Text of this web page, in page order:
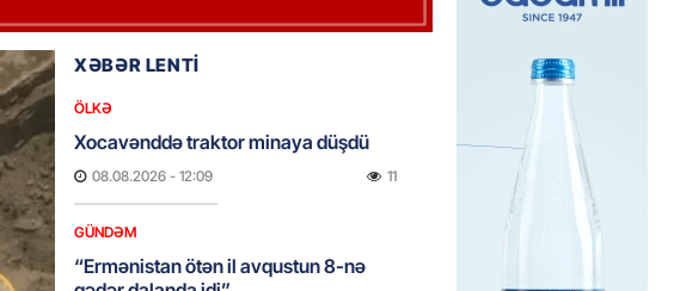
XƏBƏR LENTİ
ÖLKƏ
Xocavənddə traktor minaya düşdü
08.08.2026 - 12:09 11
GÜNDƏM
“Ermənistan ötən il avqustun 8-nə